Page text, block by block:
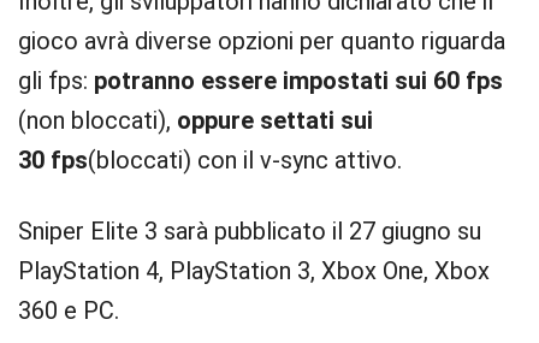
gioco avrà diverse opzioni per quanto riguarda
gli fps: potranno essere impostati sui 60 fps
(non bloccati), oppure settati sui
30 fps(bloccati) con il v-sync attivo.
Sniper Elite 3 sarà pubblicato il 27 giugno su
PlayStation 4, PlayStation 3, Xbox One, Xbox
360 e PC.